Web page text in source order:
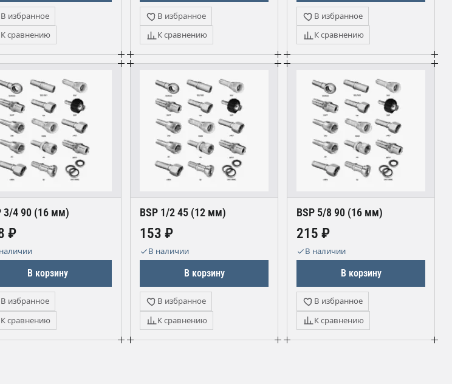
В избранное
К сравнению
В избранное
К сравнению
В избранное
К сравнению
3/4 90 (16 мм)
₽
В корзину
В избранное
К сравнению
BSP 1/2 45 (12 мм)
153 ₽
В наличии
В корзину
В избранное
К сравнению
BSP 5/8 90 (16 мм)
215 ₽
В наличии
В корзину
В избранное
К сравнению